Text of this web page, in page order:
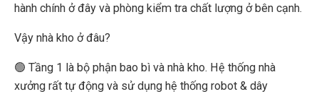
hành chính ở đây và phòng kiểm tra chất lượng ở bên cạnh.
Vậy nhà kho ở đâu?
🟢 Tầng 1 là bộ phận bao bì và nhà kho. Hệ thống nhà
xưởng rất tự động và sử dụng hệ thống robot & dây